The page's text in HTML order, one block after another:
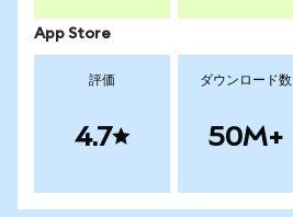
App Store
評価
4.7
ダウンロード数
50M+